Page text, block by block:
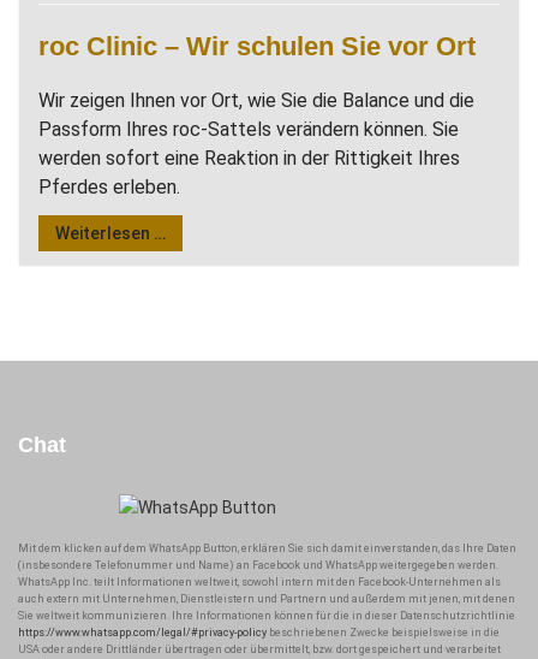
roc Clinic – Wir schulen Sie vor Ort
Wir zeigen Ihnen vor Ort, wie Sie die Balance und die
Passform Ihres roc-Sattels verändern können. Sie
werden sofort eine Reaktion in der Rittigkeit Ihres
Pferdes erleben.
Weiterlesen …
Chat
Mit dem klicken auf dem WhatsApp Button, erklären Sie sich damit einverstanden, das Ihre Daten
(insbesondere Telefonummer und Name) an Facebook und WhatsApp weitergegeben werden.
WhatsApp Inc. teilt Informationen weltweit, sowohl intern mit den Facebook-Unternehmen als
auch extern mit Unternehmen, Dienstleistern und Partnern und außerdem mit jenen, mit denen
Sie weltweit kommunizieren. Ihre Informationen können für die in dieser Datenschutzrichtlinie
https://www.whatsapp.com/legal/#privacy-policy beschriebenen Zwecke beispielsweise in die
USA oder andere Drittländer übertragen oder übermittelt, bzw. dort gespeichert und verarbeitet